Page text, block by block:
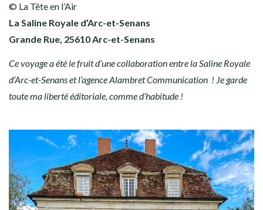
© La Tête en l’Air
La Saline Royale d’Arc-et-Senans
Grande Rue, 25610 Arc-et-Senans
Ce voyage a été le fruit d’une collaboration entre la Saline Royale
d’Arc-et-Senans et l’agence Alambret Communication ! Je garde
toute ma liberté éditoriale, comme d’habitude !